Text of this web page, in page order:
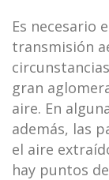
Es necesario
transmisión
gran
aire. En
además, las
el aire
hay puntos